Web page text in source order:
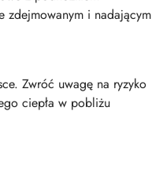
zdejmowanym i nadającym
Zwróć uwagę na ryzyko
ciepła w pobliżu